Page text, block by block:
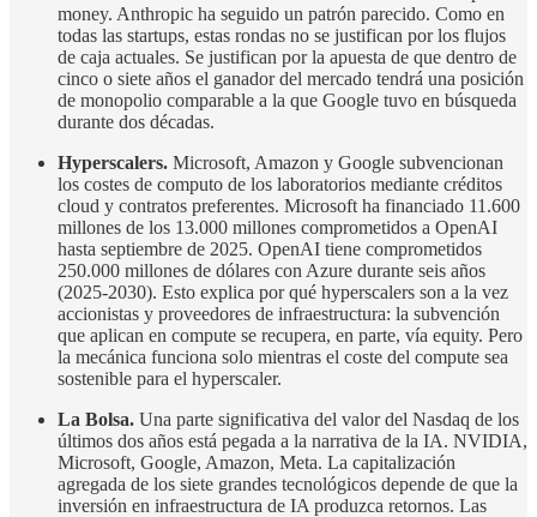
money. Anthropic ha seguido un patrón parecido. Como en
todas las startups, estas rondas no se justifican por los flujos
de caja actuales. Se justifican por la apuesta de que dentro de
cinco o siete años el ganador del mercado tendrá una posición
de monopolio comparable a la que Google tuvo en búsqueda
durante dos décadas.
Hyperscalers. Microsoft, Amazon y Google subvencionan
los costes de computo de los laboratorios mediante créditos
cloud y contratos preferentes. Microsoft ha financiado 11.600
millones de los 13.000 millones comprometidos a OpenAI
hasta septiembre de 2025. OpenAI tiene comprometidos
250.000 millones de dólares con Azure durante seis años
(2025-2030). Esto explica por qué hyperscalers son a la vez
accionistas y proveedores de infraestructura: la subvención
que aplican en compute se recupera, en parte, vía equity. Pero
la mecánica funciona solo mientras el coste del compute sea
sostenible para el hyperscaler.
La Bolsa. Una parte significativa del valor del Nasdaq de los
últimos dos años está pegada a la narrativa de la IA. NVIDIA,
Microsoft, Google, Amazon, Meta. La capitalización
agregada de los siete grandes tecnológicos depende de que la
inversión en infraestructura de IA produzca retornos. Las